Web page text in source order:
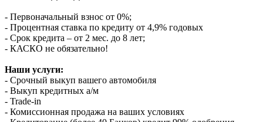
- Первоначальный взнос от 0%;
- Процентная ставка по кредиту от 4,9% годовых
- Срок кредита – от 2 мес. до 8 лет;
- КАСКО не обязательно!
Наши услуги:
- Срочный выкуп вашего автомобиля
- Выкуп кредитных а/м
- Trade-in
- Комиссионная продажа на ваших условиях